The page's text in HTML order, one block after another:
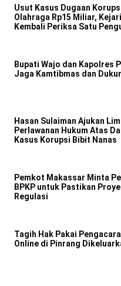
Usut Kasus Dugaan
Olahraga Rp15 Miliar,
Kembali Periksa Satu
Bupati Wajo dan Kapolres
Jaga Kamtibmas dan
Hasan Sulaiman Ajukan
Perlawanan Hukum Atas
Kasus Korupsi Bibit Nanas
Pemkot Makassar Minta
BPKP untuk Pastikan
Regulasi
Tagih Hak Pakai
Online di Pinrang